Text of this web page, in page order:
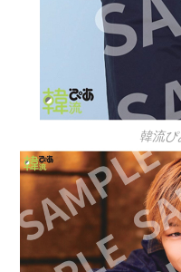
韓流ぴ